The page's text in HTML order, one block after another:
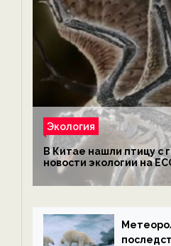
Экология
В Китае нашли птицу с
новости экологии на